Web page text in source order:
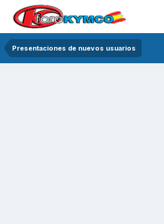
Presentaciones de nuevos usuarios